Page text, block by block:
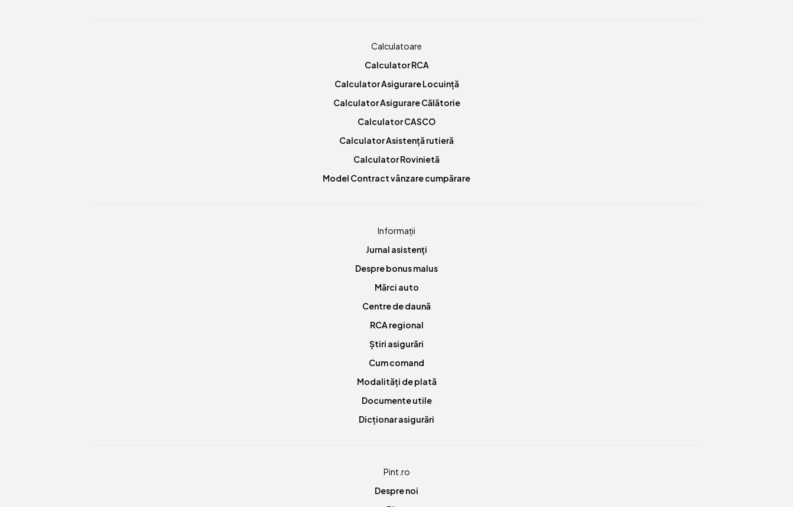
Calculatoare
Calculator RCA
Calculator Asigurare Locuință
Calculator Asigurare Călătorie
Calculator CASCO
Calculator Asistență rutieră
Calculator Rovinietă
Model Contract vânzare cumpărare
Informații
Jurnal asistenți
Despre bonus malus
Mărci auto
Centre de daună
RCA regional
Știri asigurări
Cum comand
Modalități de plată
Documente utile
Dicționar asigurări
Pint.ro
Despre noi